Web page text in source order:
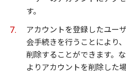
す。
アカウントを登録したユー
会手続きを行うことにより
削除することができます。
よりアカウントを削除した